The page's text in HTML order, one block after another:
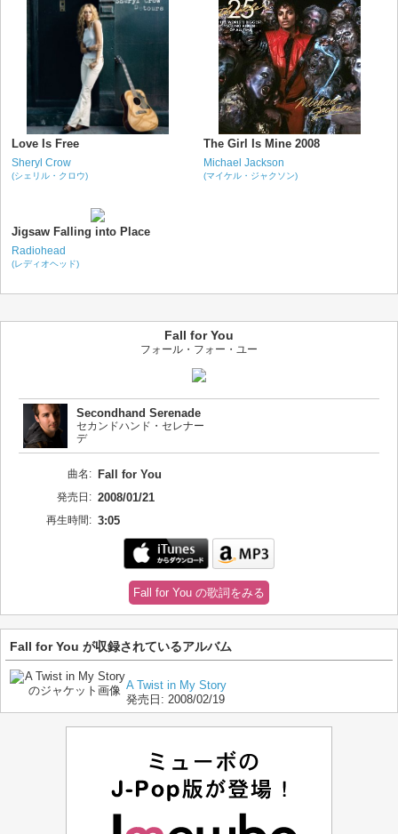
Love Is Free
Sheryl Crow
(シェリル・クロウ)
The Girl Is Mine 2008
Michael Jackson
(マイケル・ジャクソン)
Jigsaw Falling into Place
Radiohead
(レディオヘッド)
Fall for You
フォール・フォー・ユー
Secondhand Serenade
セカンドハンド・セレナー
デ
曲名: Fall for You
発売日: 2008/01/21
再生時間: 3:05
Fall for You の歌詞をみる
Fall for You が収録されているアルバム
A Twist in My Story
発売日: 2008/02/19